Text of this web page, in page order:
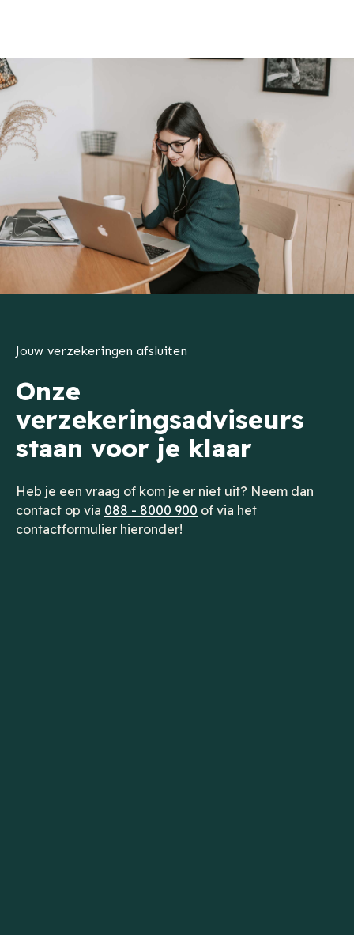
annuleringsdekking en medische kosten.
Jouw verzekeringen afsluiten
Onze
verzekeringsadviseurs
staan voor je klaar
Heb je een vraag of kom je er niet uit? Neem dan
contact op via 088 - 8000 900 of via het
contactformulier hieronder!